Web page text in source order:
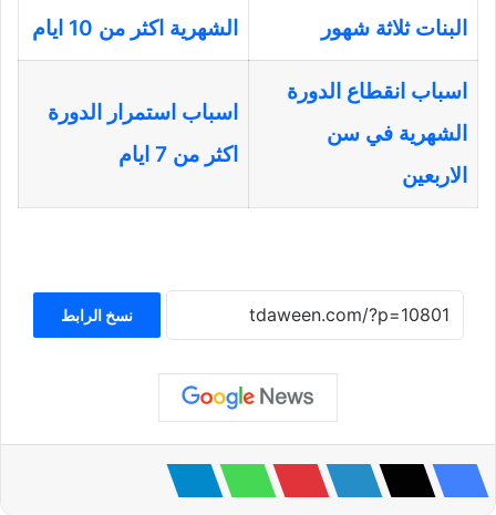
البنات ثلاثة شهور الشهرية اكثر من 10 ايام
اسباب انقطاع الدورة
الشهرية في سن
الاربعين
اسباب استمرار الدورة
اكثر من 7 ايام
نسخ الرابط